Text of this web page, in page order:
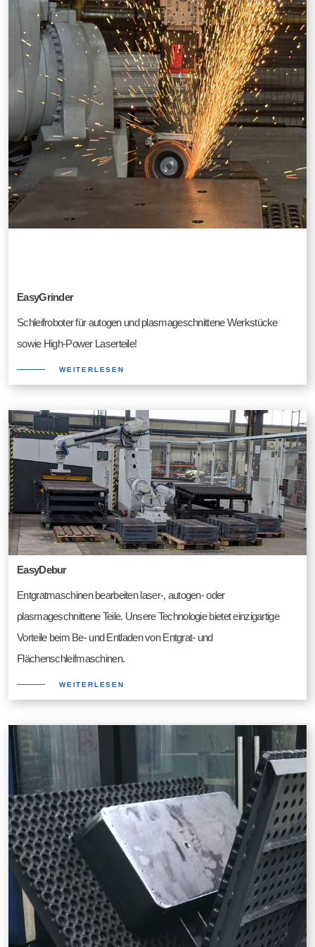
EasyGrinder
Schleifroboter für autogen und plasmageschnittene Werkstücke
sowie High-Power Laserteile!
WEITERLESEN
EasyDebur
Entgratmaschinen bearbeiten laser-, autogen- oder
plasmageschnittene Teile. Unsere Technologie bietet einzigartige
Vorteile beim Be- und Entladen von Entgrat- und
Flächenschleifmaschinen.
WEITERLESEN